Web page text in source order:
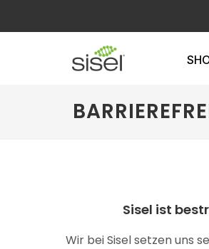
Sisel ist
Wir bei Sisel setzen uns